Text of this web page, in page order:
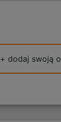
+ dodaj swoją